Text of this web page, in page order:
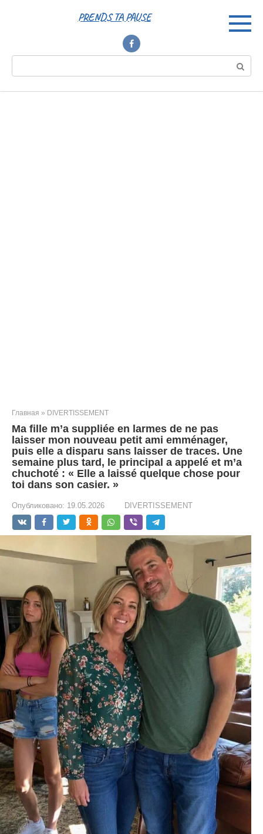
PRENDS TA PAUSE
Главная » DIVERTISSEMENT
Ma fille m’a suppliée en larmes de ne pas
laisser mon nouveau petit ami emménager,
puis elle a disparu sans laisser de traces. Une
semaine plus tard, le principal a appelé et m’a
chuchoté : « Elle a laissé quelque chose pour
toi dans son casier. »
Опубликовано: 19.05.2026 DIVERTISSEMENT